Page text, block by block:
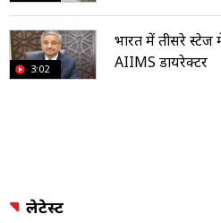
3:02
भारत में तीसरे स्टेज
AIIMS डायरेक्टर
लेटेस्ट